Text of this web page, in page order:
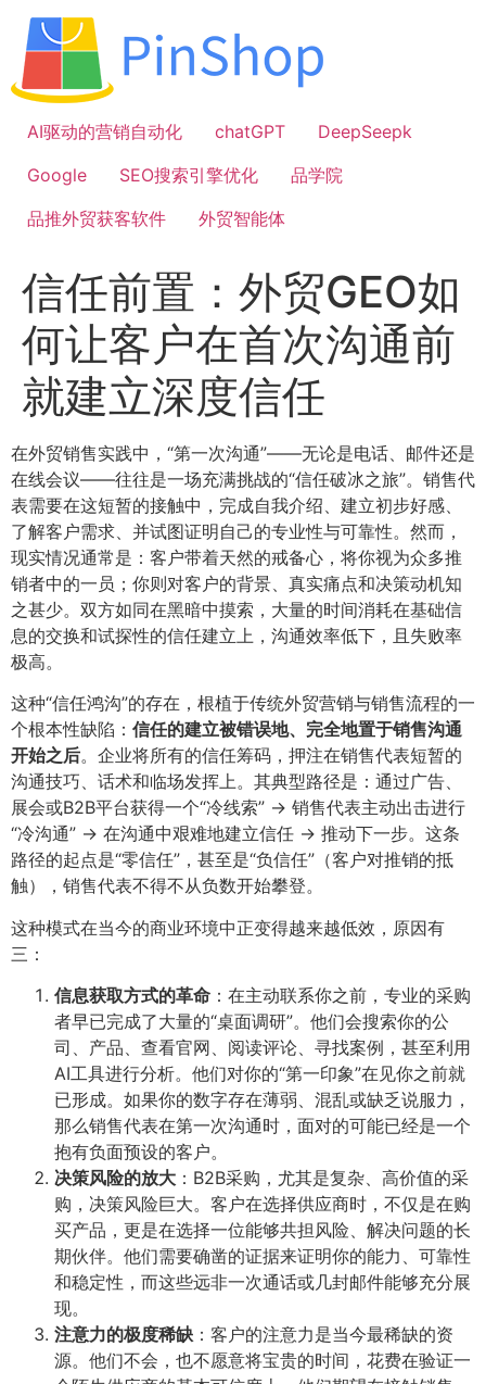
容
AI驱动的营销自动化
chatGPT
DeepSeepk
Google
SEO搜索引擎优化
品学院
品推外贸获客软件
外贸智能体
信任前置：外贸GEO如
何让客户在首次沟通前
就建立深度信任
在外贸销售实践中，“第一次沟通”——无论是电话、邮件还是
在线会议——往往是一场充满挑战的“信任破冰之旅”。销售代
表需要在这短暂的接触中，完成自我介绍、建立初步好感、
了解客户需求、并试图证明自己的专业性与可靠性。然而，
现实情况通常是：客户带着天然的戒备心，将你视为众多推
销者中的一员；你则对客户的背景、真实痛点和决策动机知
之甚少。双方如同在黑暗中摸索，大量的时间消耗在基础信
息的交换和试探性的信任建立上，沟通效率低下，且失败率
极高。
这种“信任鸿沟”的存在，根植于传统外贸营销与销售流程的一
个根本性缺陷：​ 信任的建立被错误地、完全地置于销售沟通
开始之后​。企业将所有的信任筹码，押注在销售代表短暂的
沟通技巧、话术和临场发挥上。其典型路径是：通过广告、
展会或B2B平台获得一个“冷线索” -> 销售代表主动出击进行
“冷沟通” -> 在沟通中艰难地建立信任 -> 推动下一步。这条
路径的起点是“零信任”，甚至是“负信任”（客户对推销的抵
触），销售代表不得不从负数开始攀登。
这种模式在当今的商业环境中正变得越来越低效，原因有
三：
信息获取方式的革命 ​：在主动联系你之前，专业的采购
者早已完成了大量的“桌面调研”。他们会搜索你的公
司、产品、查看官网、阅读评论、寻找案例，甚至利用
AI工具进行分析。他们对你的“第一印象”在见你之前就
已形成。如果你的数字存在薄弱、混乱或缺乏说服力，
那么销售代表在第一次沟通时，面对的可能已经是一个
抱有负面预设的客户。
决策风险的放大 ​：B2B采购，尤其是复杂、高价值的采
购，决策风险巨大。客户在选择供应商时，不仅是在购
买产品，更是在选择一位能够共担风险、解决问题的长
期伙伴。他们需要确凿的证据来证明你的能力、可靠性
和稳定性，而这些远非一次通话或几封邮件能够充分展
现。
注意力的极度稀缺 ​：客户的注意力是当今最稀缺的资
源。他们不会，也不愿意将宝贵的时间，花费在验证一